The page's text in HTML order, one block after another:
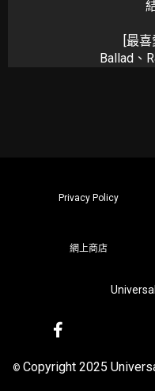
[最
Ballad、
Privacy Policy
網上商店
© Copyright 2025